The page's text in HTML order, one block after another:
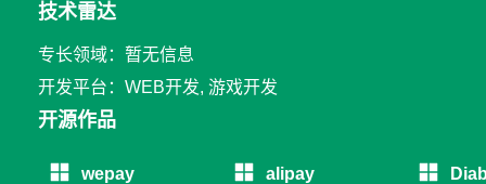
技术雷达
专长领域：暂无信息
开发平台：WEB开发, 游戏开发
开源作品
wepay alipay